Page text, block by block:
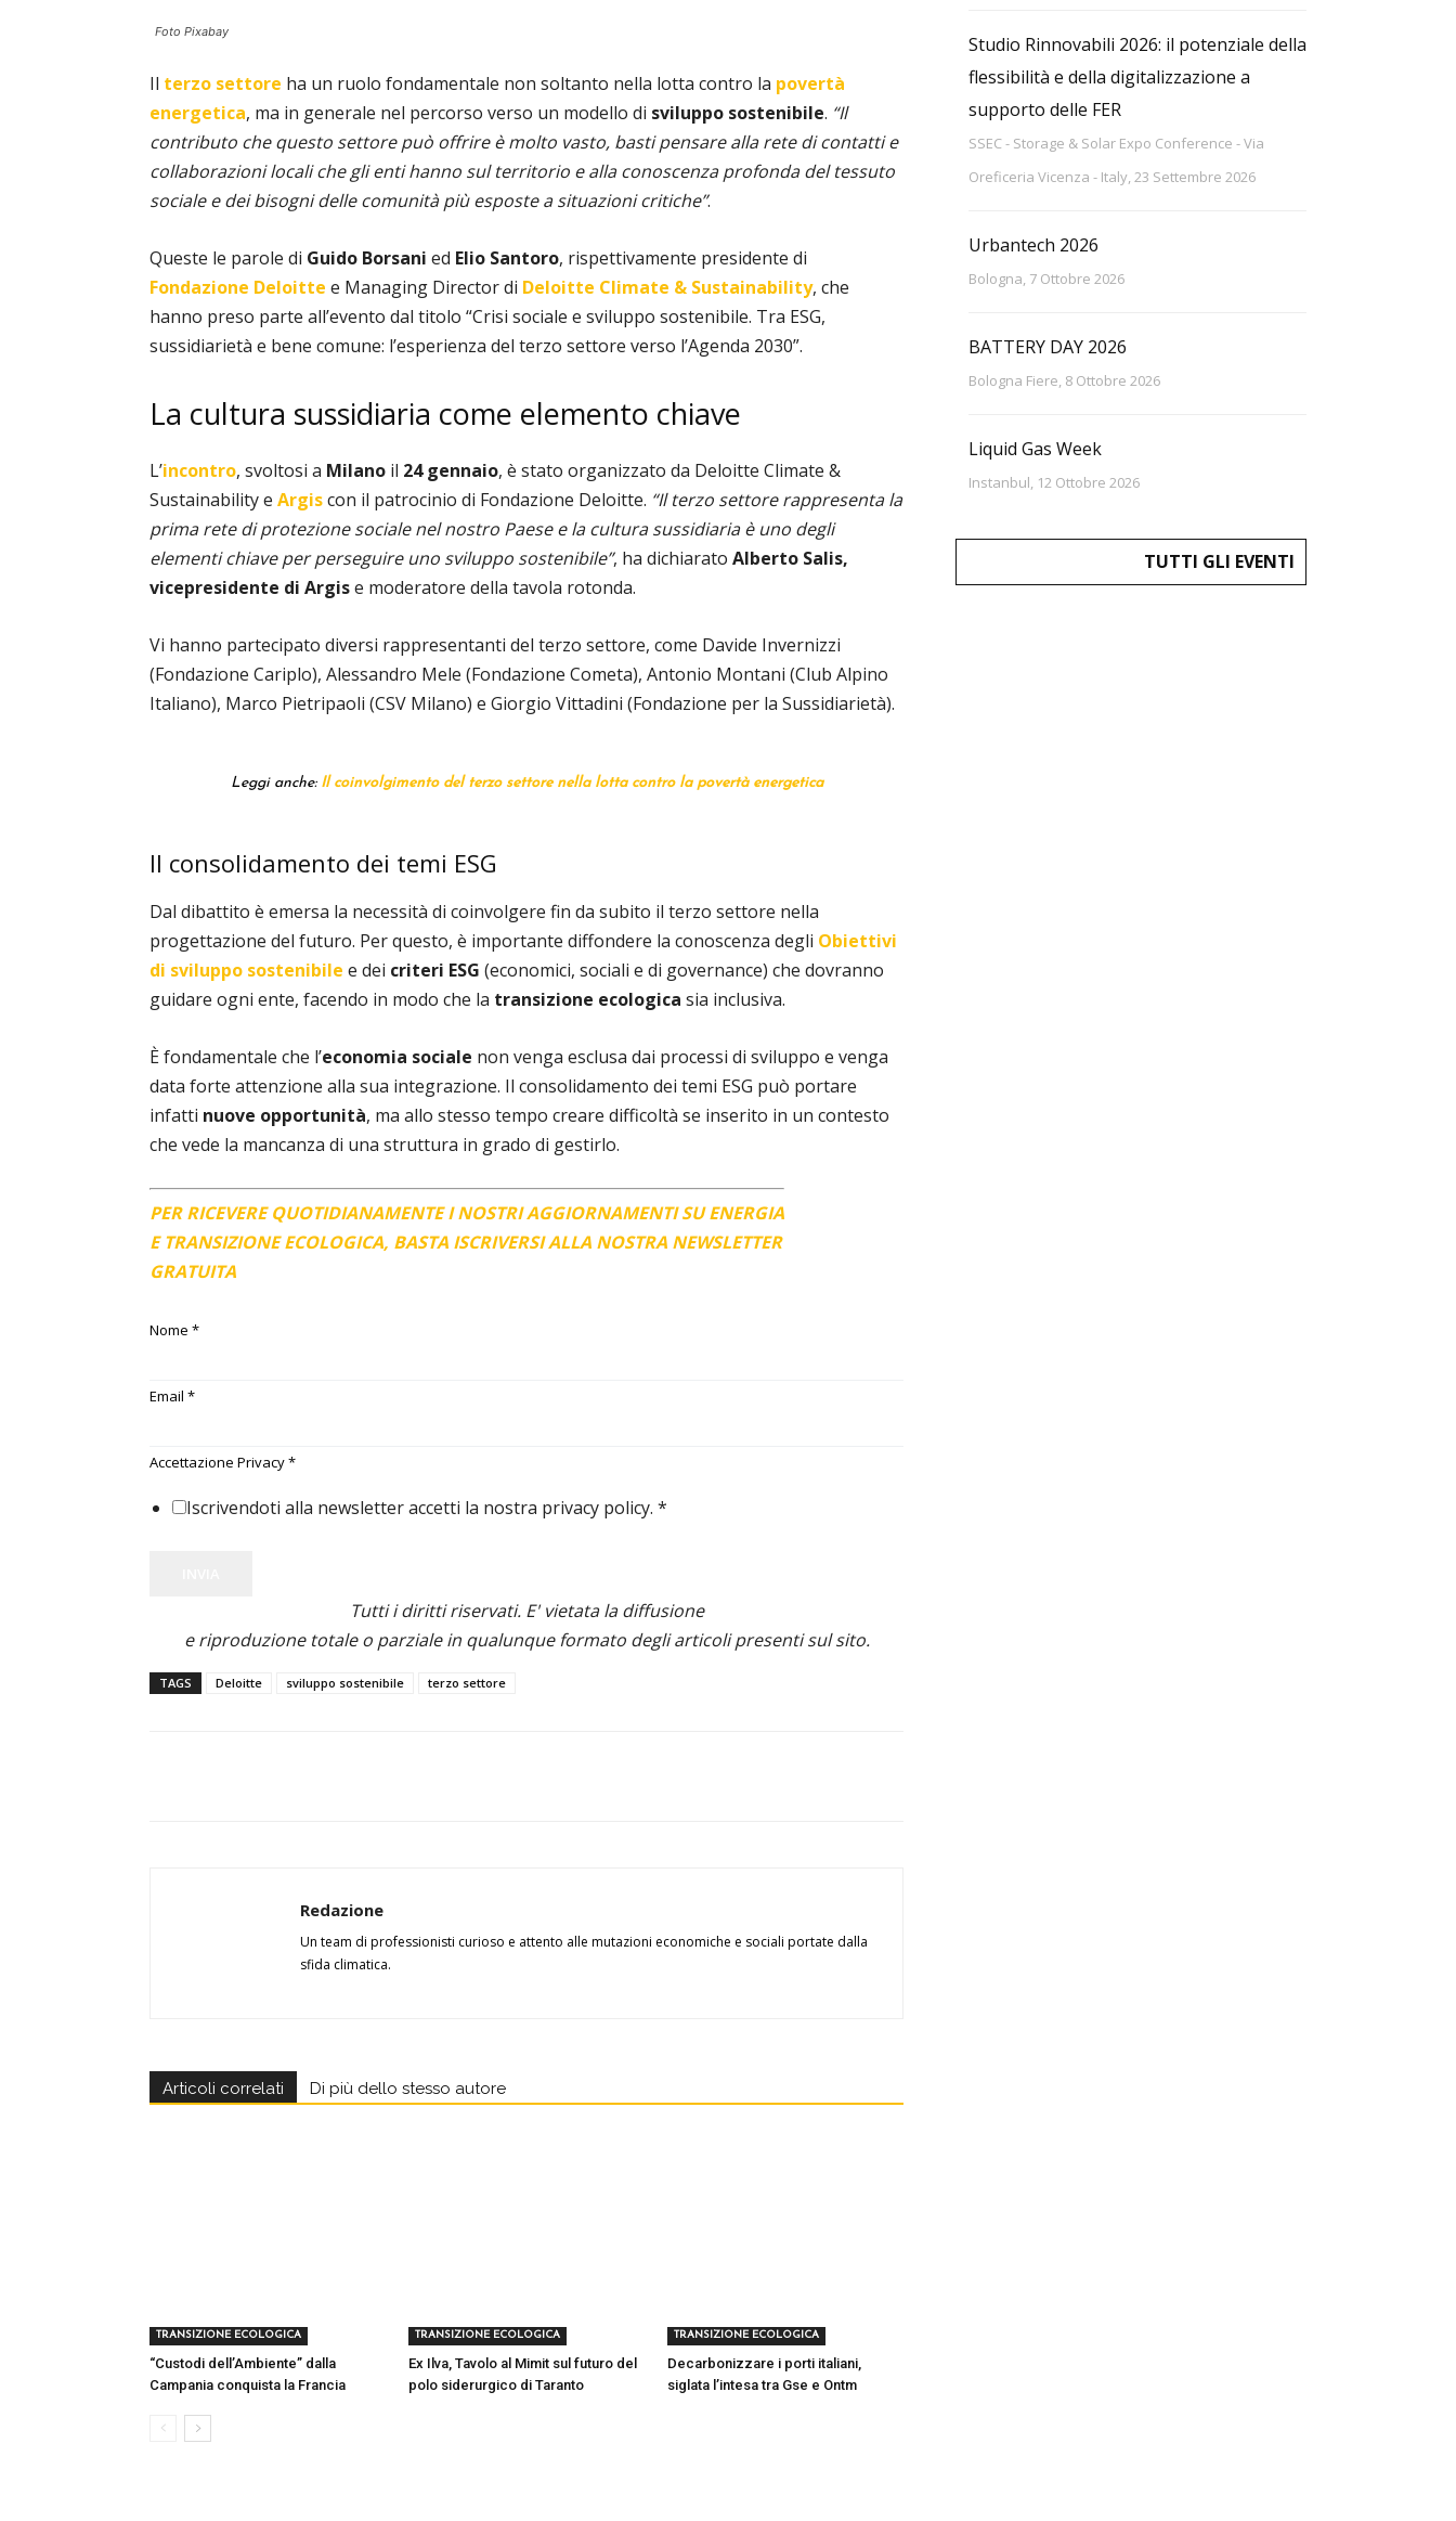
Foto Pixabay
Il terzo settore ha un ruolo fondamentale non soltanto nella lotta contro la povertà
energetica, ma in generale nel percorso verso un modello di sviluppo sostenibile. “Il
contributo che questo settore può offrire è molto vasto, basti pensare alla rete di contatti e
collaborazioni locali che gli enti hanno sul territorio e alla conoscenza profonda del tessuto
sociale e dei bisogni delle comunità più esposte a situazioni critiche”.
Queste le parole di Guido Borsani ed Elio Santoro, rispettivamente presidente di
Fondazione Deloitte e Managing Director di Deloitte Climate & Sustainability, che
hanno preso parte all’evento dal titolo “Crisi sociale e sviluppo sostenibile. Tra ESG,
sussidiarietà e bene comune: l’esperienza del terzo settore verso l’Agenda 2030”.
La cultura sussidiaria come elemento chiave
L’incontro, svoltosi a Milano il 24 gennaio, è stato organizzato da Deloitte Climate &
Sustainability e Argiscon il patrocinio di Fondazione Deloitte. “Il terzo settore rappresenta la
prima rete di protezione sociale nel nostro Paese e la cultura sussidiaria è uno degli
elementi chiave per perseguire uno sviluppo sostenibile”, ha dichiarato Alberto Salis,
vicepresidente di Argise moderatore della tavola rotonda.
Vi hanno partecipato diversi rappresentanti del terzo settore, come Davide Invernizzi
(Fondazione Cariplo), Alessandro Mele (Fondazione Cometa), Antonio Montani (Club Alpino
Italiano), Marco Pietripaoli (CSV Milano) e Giorgio Vittadini (Fondazione per la Sussidiarietà).
Leggi anche: Il coinvolgimento del terzo settore nella lotta contro la povertà energetica
Il consolidamento dei temi ESG
Dal dibattito è emersa la necessità di coinvolgere fin da subito il terzo settore nella
progettazione del futuro. Per questo, è importante diffondere la conoscenza degli Obiettivi
di sviluppo sostenibile e dei criteri ESG (economici, sociali e di governance) che dovranno
guidare ogni ente, facendo in modo che la transizione ecologica sia inclusiva.
È fondamentale che l’economia sociale non venga esclusa dai processi di sviluppo e venga
data forte attenzione alla sua integrazione. Il consolidamento dei temi ESG può portare
infatti nuove opportunità, ma allo stesso tempo creare difficoltà se inserito in un contesto
che vede la mancanza di una struttura in grado di gestirlo.
PER RICEVERE QUOTIDIANAMENTE I NOSTRI AGGIORNAMENTI SU ENERGIA
E TRANSIZIONE ECOLOGICA, BASTA ISCRIVERSI ALLA NOSTRA NEWSLETTER
GRATUITA
Nome *
Email *
Accettazione Privacy*
Iscrivendoti alla newsletter accetti la nostra privacy policy. *
Tutti i diritti riservati. E' vietata la diffusione
e riproduzione totale o parziale in qualunque formato degli articoli presenti sul sito.
TAGS Deloitte sviluppo sostenibile terzo settore
Redazione
Un team di professionisti curioso e attento alle mutazioni economiche e sociali portate dalla
sfida climatica.
Articoli correlati Di più dello stesso autore
TRANSIZIONE ECOLOGICA
“Custodi dell’Ambiente” dalla
Campania conquista la Francia
TRANSIZIONE ECOLOGICA
Ex Ilva, Tavolo al Mimit sul futuro del
polo siderurgico di Taranto
TRANSIZIONE ECOLOGICA
Decarbonizzare i porti italiani,
siglata l’intesa tra Gse e Ontm
Studio Rinnovabili 2026: il potenziale della
flessibilità e della digitalizzazione a
supporto delle FER
SSEC - Storage & Solar Expo Conference - Via
Oreficeria Vicenza - Italy, 23 Settembre 2026
Urbantech 2026
Bologna, 7 Ottobre 2026
BATTERY DAY 2026
Bologna Fiere, 8 Ottobre 2026
Liquid Gas Week
Instanbul, 12 Ottobre 2026
TUTTI GLI EVENTI